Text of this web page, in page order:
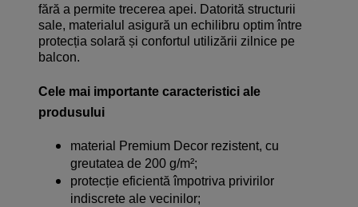
fără a permite trecerea apei. Datorită structurii
sale, materialul asigură un echilibru optim între
protecția solară și confortul utilizării zilnice pe
balcon.
Cele mai importante caracteristici ale
produsului
material Premium Decor rezistent, cu
greutatea de 200 g/m²;
protecție eficientă împotriva privirilor
indiscrete ale vecinilor;